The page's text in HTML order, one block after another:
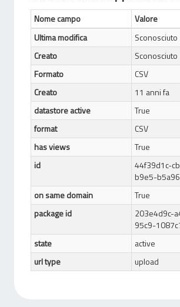
Nome campo
Valore
Ultima modifica
Sconosciuto
Creato
Sconosciuto
Formato
CSV
Creato
11 anni fa
datastore active
True
format
CSV
has views
True
id
44f39d1c-
b9e5-
on same domain
True
package id
203e4d9c-
95c9-
state
active
url type
upload